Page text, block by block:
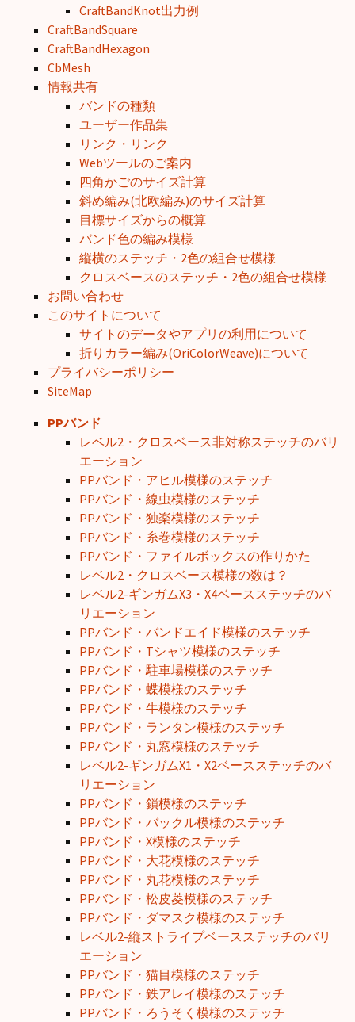
CraftBandKnot出力例
CraftBandSquare
CraftBandHexagon
CbMesh
情報共有
バンドの種類
ユーザー作品集
リンク・リンク
Webツールのご案内
四角かごのサイズ計算
斜め編み(北欧編み)のサイズ計算
目標サイズからの概算
バンド色の編み模様
縦横のステッチ・2色の組合せ模様
クロスベースのステッチ・2色の組合せ模様
お問い合わせ
このサイトについて
サイトのデータやアプリの利用について
折りカラー編み(OriColorWeave)について
プライバシーポリシー
SiteMap
PPバンド
レベル2・クロスベース非対称ステッチのバリ
エーション
PPバンド・アヒル模様のステッチ
PPバンド・線虫模様のステッチ
PPバンド・独楽模様のステッチ
PPバンド・糸巻模様のステッチ
PPバンド・ファイルボックスの作りかた
レベル2・クロスベース模様の数は？
レベル2-ギンガムX3・X4ベースステッチのバ
リエーション
PPバンド・バンドエイド模様のステッチ
PPバンド・Tシャツ模様のステッチ
PPバンド・駐車場模様のステッチ
PPバンド・蝶模様のステッチ
PPバンド・牛模様のステッチ
PPバンド・ランタン模様のステッチ
PPバンド・丸窓模様のステッチ
レベル2-ギンガムX1・X2ベースステッチのバ
リエーション
PPバンド・鎖模様のステッチ
PPバンド・バックル模様のステッチ
PPバンド・X模様のステッチ
PPバンド・大花模様のステッチ
PPバンド・丸花模様のステッチ
PPバンド・松皮菱模様のステッチ
PPバンド・ダマスク模様のステッチ
レベル2-縦ストライプベースステッチのバリ
エーション
PPバンド・猫目模様のステッチ
PPバンド・鉄アレイ模様のステッチ
PPバンド・ろうそく模様のステッチ